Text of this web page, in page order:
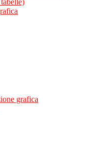
grafica